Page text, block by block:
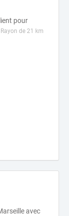
pour
Rayon de 21 km
avec